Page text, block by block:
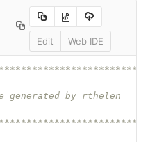
Edit Web IDE
by rthelen